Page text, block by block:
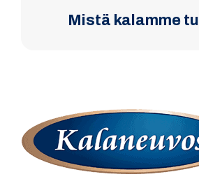
Mistä kalamme